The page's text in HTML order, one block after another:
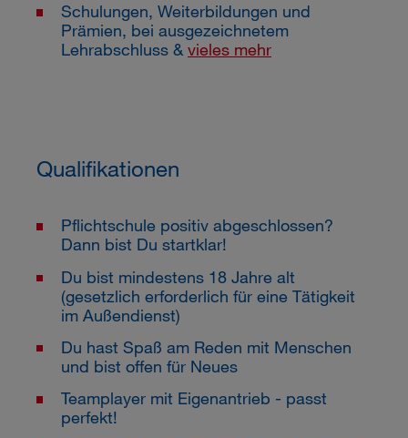
Schulungen, Weiterbildungen und
Prämien, bei ausgezeichnetem
Lehrabschluss & vieles mehr
Qualifikationen
Pflichtschule positiv abgeschlossen?
Dann bist Du startklar!
Du bist mindestens 18 Jahre alt
(gesetzlich erforderlich für eine Tätigkeit
im Außendienst)
Du hast Spaß am Reden mit Menschen
und bist offen für Neues
Teamplayer mit Eigenantrieb - passt
perfekt!